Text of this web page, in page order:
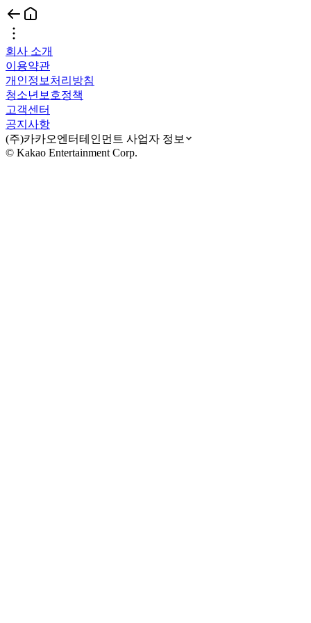
회사 소개
이용약관
개인정보처리방침
청소년보호정책
고객센터
공지사항
(주)카카오엔터테인먼트 사업자 정보
© Kakao Entertainment Corp.